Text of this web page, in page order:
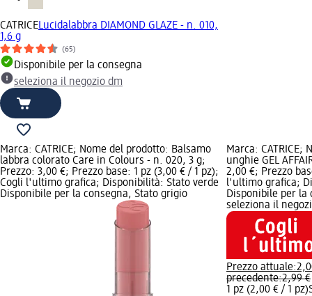
CATRICELucidalabbra DIAMOND GLAZE - n. 010,
1,6 g
(65)
Disponibile per la consegna
seleziona il negozio dm
Marca: CATRICE; Nome del prodotto: Balsamo
labbra colorato Care in Colours - n. 020, 3 g;
Prezzo: 3,00 €; Prezzo base: 1 pz (3,00 € / 1 pz);
Cogli l'ultimo grafica; Disponibilità: Stato verde
Disponibile per la consegna, Stato grigio
Marca: CATRICE;
unghie GEL
2,00 €; Prezzo
l'ultimo grafica;
Disponibile per la
seleziona il
Prezzo attuale:
precedente:2,99 €
1 pz (2,00 € / 1 pz)